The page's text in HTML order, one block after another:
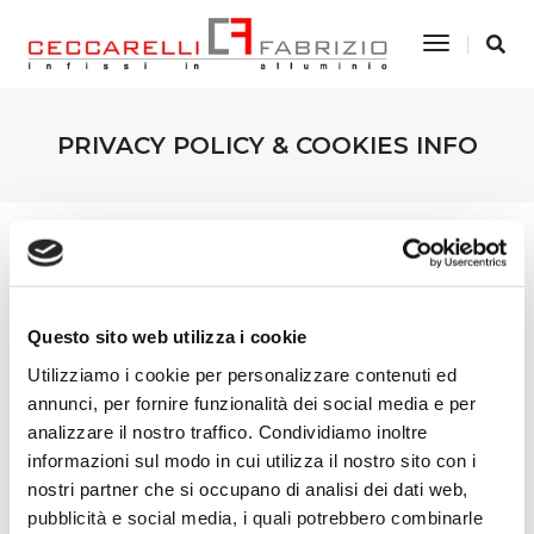
Questo sito web utilizza i cookie
Utilizziamo i cookie per personalizzare contenuti ed
annunci, per fornire funzionalità dei social media e per
analizzare il nostro traffico. Condividiamo inoltre
informazioni sul modo in cui utilizza il nostro sito con i
nostri partner che si occupano di analisi dei dati web,
pubblicità e social media, i quali potrebbero combinarle
Toggle
PRIVACY POLICY & COOKIES INFO
PRIVACY POLICY & COOKIES INFO